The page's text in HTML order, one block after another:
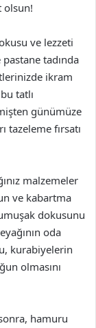
olsun!
ve lezzeti
tadında
ikram
tatlı
günümüze
tazeleme fırsatı
malzemeler
ve kabartma
dokusunu
oda
kurabiyelerin
olmasını
hamuru